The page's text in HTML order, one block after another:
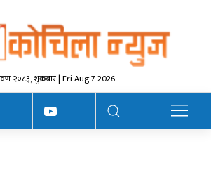
२०८३, शुक्रबार | Fri Aug 7 2026